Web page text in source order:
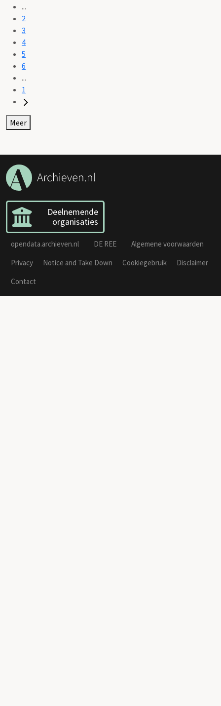
...
2
3
4
5
6
...
1
Meer
Deelnemende
organisaties
opendata.archieven.nl DE REE
Algemene voorwaarden
Privacy
Notice and Take Down Cookiegebruik
Disclaimer
Contact